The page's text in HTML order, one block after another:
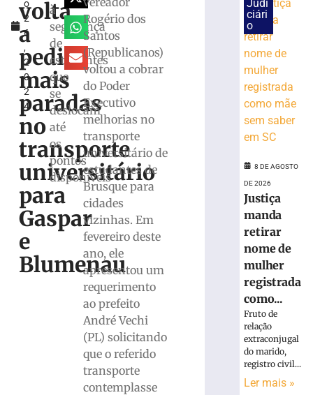
o
2
6
,
2
0
2
4
volta
a
pedir
mais
paradas
no
transporte
universitário
para
Gaspar
e
Blumenau
à
segurança
de
estudantes
que
se
deslocam
até
os
pontos
disponíveis
Rogério dos
Santos
(Republicanos)
voltou a cobrar
do Poder
Executivo
melhorias no
transporte
universitário de
estudantes de
Brusque para
cidades
vizinhas. Em
fevereiro deste
ano, ele
apresentou um
requerimento
ao prefeito
André Vechi
(PL) solicitando
que o referido
transporte
contemplasse
Câmara
entrega
seis
Títulos
Cidadão
Honorário
mais
STJ
decide
afastar
Marco
Buzzi
pede
perda
cargo
Judi
ciári
o
8 DE AGOSTO
DE 2026
Justiça
manda
retirar
nome de
mulher
registrada
como...
Fruto de
relação
extraconjugal
do marido,
registro civil...
Ler mais »